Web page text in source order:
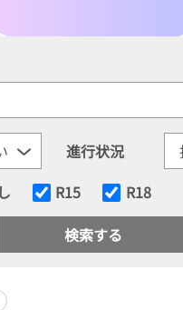
進行状況
R15 R18